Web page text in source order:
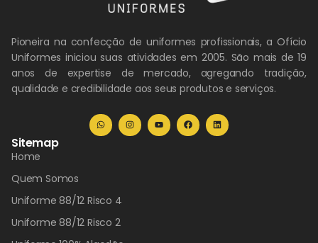
Pioneira na confecção de uniformes profissionais, a Ofício
Uniformes iniciou suas atividades em 2005. São mais de 19
anos de expertise de mercado, agregando tradição,
qualidade e credibilidade aos seus produtos e serviços.
Sitemap
Home
Quem Somos
Uniforme 88/12 Risco 4
Uniforme 88/12 Risco 2